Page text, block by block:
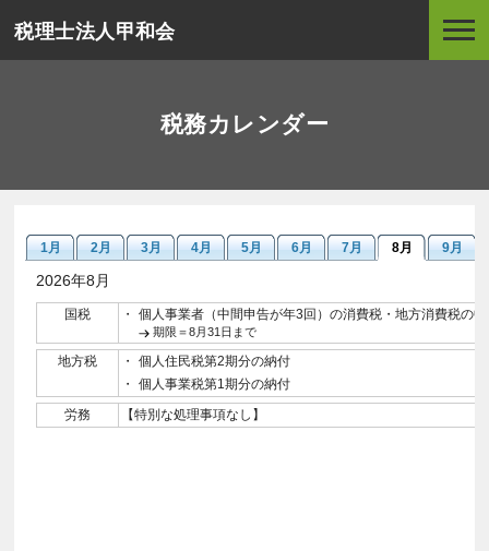
税理士法人甲和会
税務カレンダー